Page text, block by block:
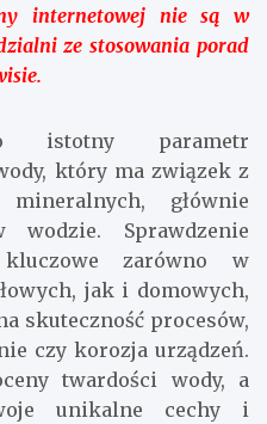
internetowej nie są w
ze stosowania porad
istotny parametr
który ma związek z
głównie
Sprawdzenie
zarówno w
jak i domowych,
skuteczność procesów,
czy korozja urządzeń.
twardości wody, a
unikalne cechy i